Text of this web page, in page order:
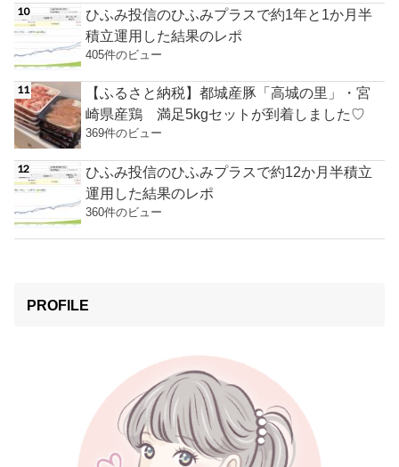
ひふみ投信のひふみプラスで約1年と1か月半
積立運用した結果のレポ
405件のビュー
【ふるさと納税】都城産豚「高城の里」・宮
崎県産鶏 満足5kgセットが到着しました♡
369件のビュー
ひふみ投信のひふみプラスで約12か月半積立
運用した結果のレポ
360件のビュー
PROFILE